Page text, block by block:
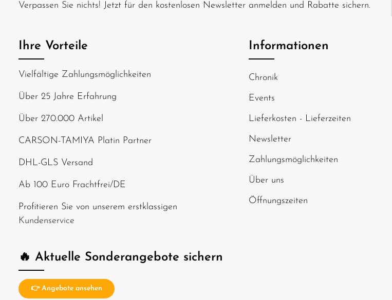
Verpassen Sie nichts! Jetzt für den kostenlosen Newsletter anmelden und Rabatte sichern.
🔥 Aktuelle Sonderangebote sichern
👉 Angebote ansehen
Ihre Vorteile
Vielfältige Zahlungsmöglichkeiten
Über 25 Jahre Erfahrung
Über 270.000 Artikel
CARSON-TAMIYA Platin Partner
DHL-GLS Versand
Ab 100 Euro Frachtfrei/DE
Profitieren Sie von unserem erstklassigen
Kundenservice
Informationen
Chronik
Events
Lieferkosten - Lieferzeiten
Newsletter
Zahlungsmöglichkeiten
Über uns
Öffnungszeiten